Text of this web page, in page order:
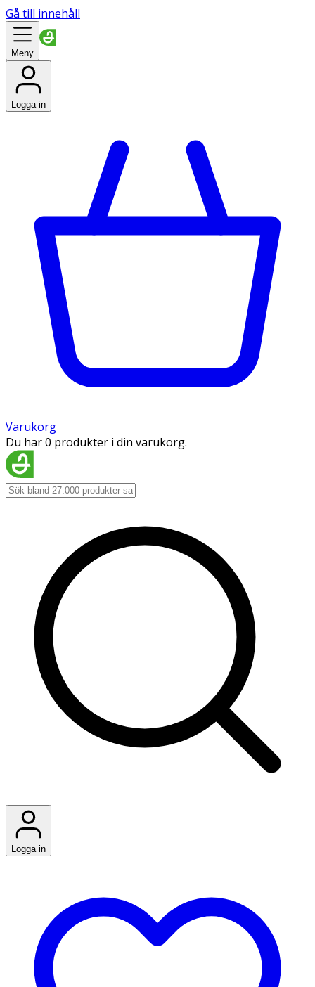
Gå till innehåll
Meny
Logga in
Varukorg
Du har 0 produkter i din varukorg.
Logga in